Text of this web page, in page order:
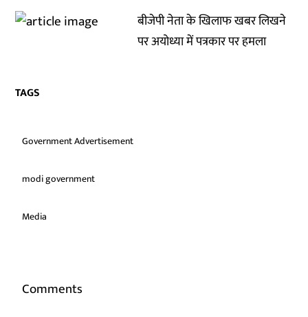
बीजेपी नेता के खिलाफ खबर लिखने
पर अयोध्या में पत्रकार पर हमला
TAGS
Government Advertisement
modi government
Media
Comments